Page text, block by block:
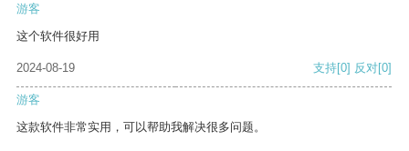
游客
这个软件很好用
2024-08-19 支持[0] 反对[0]
游客
这款软件非常实用，可以帮助我解决很多问题。